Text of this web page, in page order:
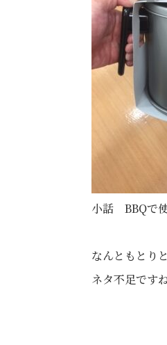
小話 BBQで使
なんともとり
ネタ不足です